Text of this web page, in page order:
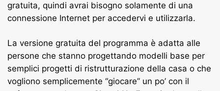
gratuita, quindi avrai bisogno solamente di una
connessione Internet per accedervi e utilizzarla.
La versione gratuita del programma è adatta alle
persone che stanno progettando modelli base per
semplici progetti di ristrutturazione della casa o che
vogliono semplicemente “giocare” un po’ con il